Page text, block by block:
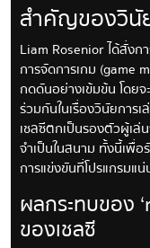
สำคัญของวินัย
Liam Rosenior ได้สั่ง
การจัดการเกม (game
กดดันอย่างเข้มข้น โดย
ร่วมกันในเรื่องวินัยการเ
เชลซีตกเป็นรองตัวผู้เล่
จำเป็นในสนาม ทั้งนี้เพื่
การแข่งขันที่โปรแกรมแ
ผลกระทบของ
ของเชลซี